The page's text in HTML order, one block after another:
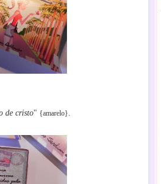
de cristo" {amarelo}.